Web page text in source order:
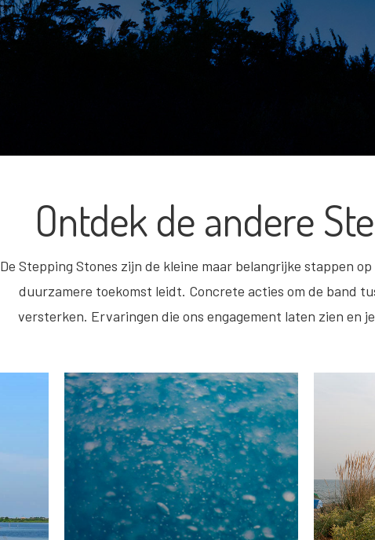
Ontdek de andere
De Stepping Stones zijn de kleine maar belangrijke stappen op
duurzamere toekomst leidt. Concrete acties om de band
versterken. Ervaringen die ons engagement laten zien en